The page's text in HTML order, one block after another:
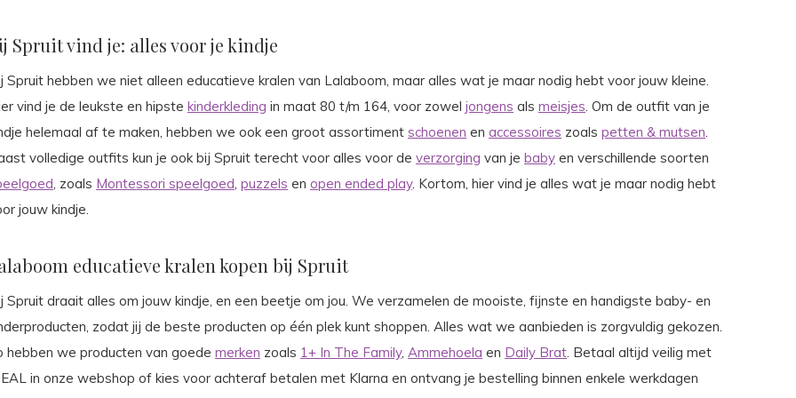
Spruit vind je: alles voor je kindje
Spruit hebben we niet alleen educatieve kralen van Lalaboom, maar alles wat je maar nodig hebt voor jouw kleine.
vind je de leukste en hipste kinderkleding in maat 80 t/m 164, voor zowel jongens als meisjes . Om de outfit van je
helemaal af te maken, hebben we ook een groot assortiment schoenen en accessoires zoals petten & mutsen
volledige outfits kun je ook bij Spruit terecht voor alles voor de verzorging van je baby en verschillende soorten
, zoals Montessori speelgoed puzzels en open ended play. Kortom, hier vind je alles wat je maar nodig hebt
jouw kindje.
educatieve kralen kopen bij Spruit
Spruit draait alles om jouw kindje, en een beetje om jou. We verzamelen de mooiste, fijnste en handigste baby- en
zodat jij de beste producten op één plek kunt shoppen. Alles wat we aanbieden is zorgvuldig gekozen.
hebben we producten van goede merken zoals 1+ In The Family, Ammehoela en Daily Brat . Betaal altijd veilig met
in onze webshop of kies voor achteraf betalen met Klarna en ontvang je bestelling binnen enkele werkdagen